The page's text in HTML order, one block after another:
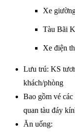
Xe
Tàu Bãi
Xe điện
Lưu trú: KS
khách/phòng
Bao gồm vé
quan tàu đáy
Ăn uống: